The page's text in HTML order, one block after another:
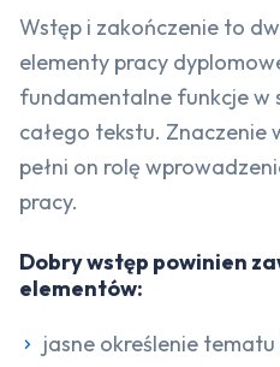
Wstęp i zakończenie to
elementy pracy
fundamentalne funkcje w
całego tekstu. Znaczenie
pełni on rolę
pracy.
Dobry wstęp powinien
elementów:
jasne określenie